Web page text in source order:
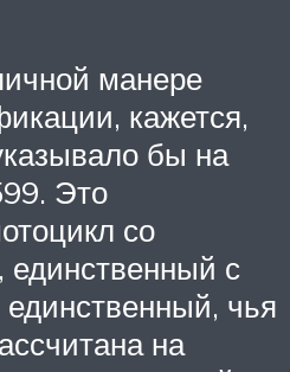
манере
кажется,
бы на
Это
со
единственный с
чья
на